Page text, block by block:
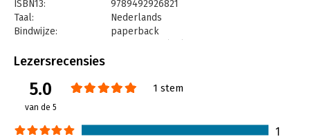
ISBN13:
9789492926821
Taal:
Nederlands
Bindwijze:
paperback
Druk:
Serie:
Lezersrecensies
5.0
van de 5
1 stem
1